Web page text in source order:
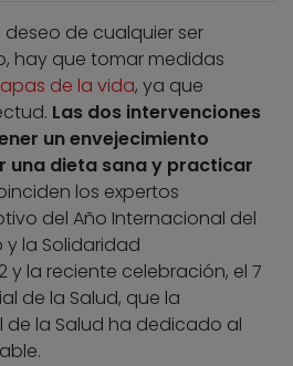
deseo de cualquier ser
hay que tomar medidas
de la vida, ya que
Las dos intervenciones
un envejecimiento
una dieta sana y practicar
los expertos
del Año Internacional del
y la Solidaridad
y la reciente celebración, el 7
de la Salud, que la
de la Salud ha dedicado al